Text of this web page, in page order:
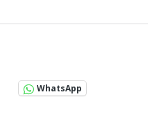
WhatsApp